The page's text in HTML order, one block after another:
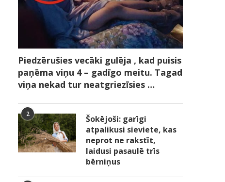
Piedzērušies vecāki gulēja , kad puisis
paņēma viņu 4 – gadīgo meitu. Tagad
viņa nekad tur neatgriezīsies …
2
Šokējoši: garīgi
atpalikusi sieviete, kas
neprot ne rakstīt,
laidusi pasaulē trīs
bērniņus